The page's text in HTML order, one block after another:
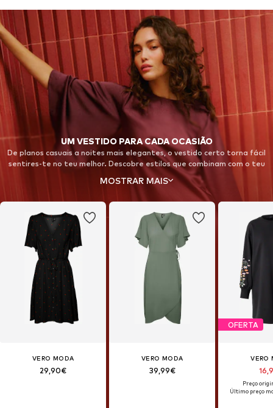
UM VESTIDO PARA CADA OCASIÃO
De planos casuais a noites mais elegantes, o vestido certo torna fácil
sentires-te no teu melhor. Descobre estilos que combinam com o teu
mood, os teus planos e o teu guarda-roupa.
MOSTRAR MAIS
VERO MODA
29,90€
VERO MODA
39,99€
OFERTA
VERO
Preço
Último preço